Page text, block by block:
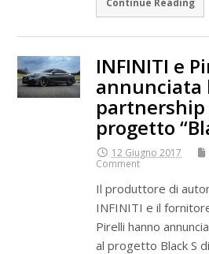
INFINITI e
annunciata
partnership
progetto
12 Giugno 2017
Comment
Il produttore di
INFINITI e il
Pirelli hanno
al progetto Black S